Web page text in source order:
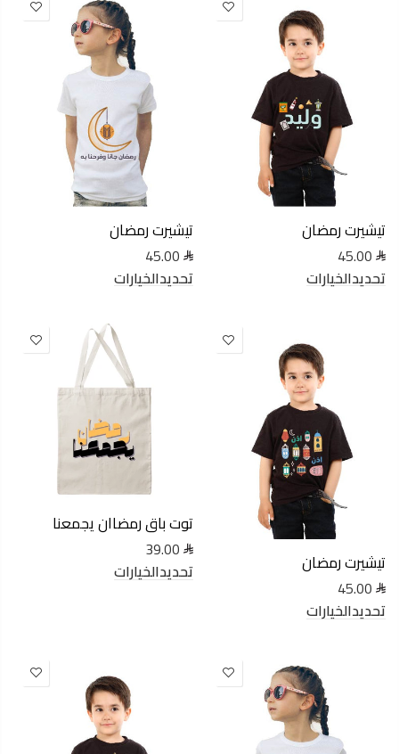
تيشيرت رمضان
45.00
تحديدالخيارات
تيشيرت رمضان
45.00
تحديدالخيارات
تيشيرت رمضان
45.00
تحديدالخيارات
توت باق رمضاان يجمعنا
39.00
تحديدالخيارات